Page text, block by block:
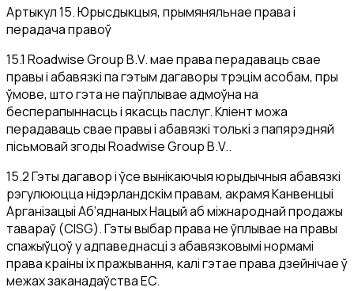
Артыкул 15. Юрысдыкцыя, прымяняльнае права і
перадача правоў
15.1 Roadwise Group B.V. мае права перадаваць свае
правы і абавязкі па гэтым дагаворы трэцім асобам, пры
ўмове, што гэта не паўплывае адмоўна на
бесперапыннасць і якасць паслуг. Кліент можа
перадаваць свае правы і абавязкі толькі з папярэдняй
пісьмовай згоды Roadwise Group B.V..
15.2 Гэты дагавор і ўсе вынікаючыя юрыдычныя абавязкі
рэгулююцца нідэрландскім правам, акрамя Канвенцыі
Арганізацыі Аб’яднаных Нацый аб міжнароднай продажы
тавараў (CISG). Гэты выбар права не ўплывае на правы
спажыўцоў у адпаведнасці з абавязковымі нормамі
права краіны іх пражывання, калі гэтае права дзейнічае ў
межах заканадаўства ЕС.